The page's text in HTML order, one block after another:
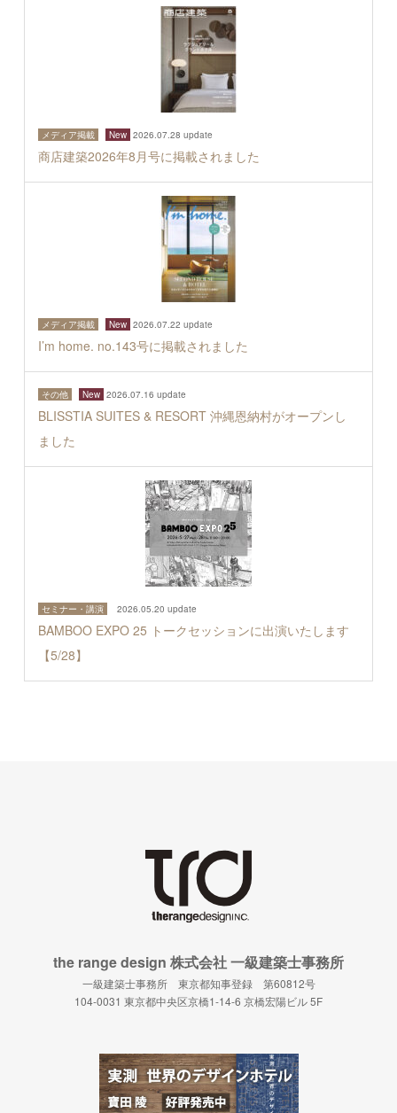
メディア掲載 New 2026.07.28 update
商店建築2026年8月号に掲載されました
メディア掲載 New 2026.07.22 update
I’m home. no.143号に掲載されました
その他 New 2026.07.16 update
BLISSTIA SUITES & RESORT 沖縄恩納村がオープンし
ました
セミナー・講演 2026.05.20 update
BAMBOO EXPO 25 トークセッションに出演いたします
【5/28】
the range design 株式会社 一級建築士事務所
一級建築士事務所 東京都知事登録 第60812号
104-0031 東京都中央区京橋1-14-6 京橋宏陽ビル 5F